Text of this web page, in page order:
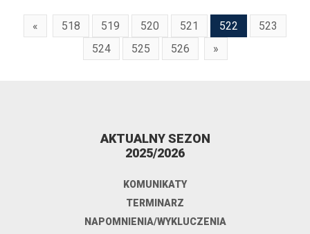
« 518 519 520 521 522
523
524
525 526 »
AKTUALNY SEZON
2025/2026
KOMUNIKATY
TERMINARZ
NAPOMNIENIA/WYKLUCZENIA